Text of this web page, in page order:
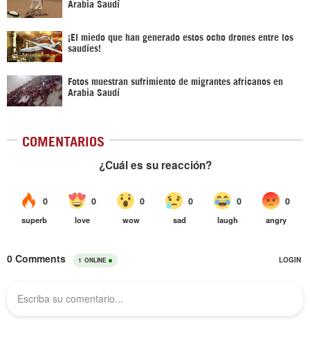
Arabia Saudí
¡El miedo que han generado estos ocho drones entre los
saudíes!
Fotos muestran sufrimiento de migrantes africanos en
Arabia Saudí
COMENTARIOS